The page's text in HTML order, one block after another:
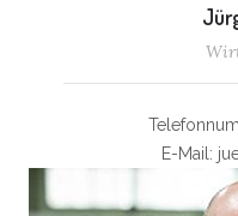
E-Mail: